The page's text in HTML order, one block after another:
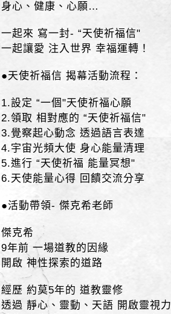
身心、健康、心願…
一起來 寫一封- “天使祈福信"
一起讓愛 注入世界 幸福運轉！
●天使祈福信 揭幕活動流程：
1.設定 “一個"天使祈福心願
2.領取 相對應的 “天使祈福信"
3.覺察起心動念 透過語言表達
4.宇宙光頻大使 身心能量清理
5.進行 “天使祈福 能量冥想"
6.天使能量心得 回饋交流分享
●活動帶領- 傑克希老師
傑克希
9年前 一場道教的因緣
開啟 神性探索的道路
經歷 約莫5年的 道教靈修
透過 靜心、靈動、天語 開啟靈視力